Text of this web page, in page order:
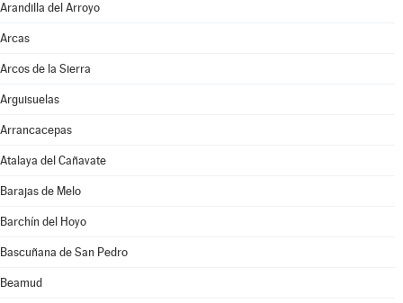
Arandilla del Arroyo
Arcas
Arcos de la Sierra
Arguisuelas
Arrancacepas
Atalaya del Cañavate
Barajas de Melo
Barchín del Hoyo
Bascuñana de San Pedro
Beamud